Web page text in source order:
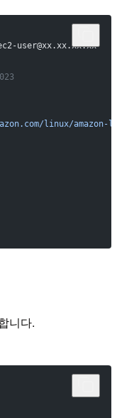
user@xx.xx.xx.xx
linux/amazon-
니다.